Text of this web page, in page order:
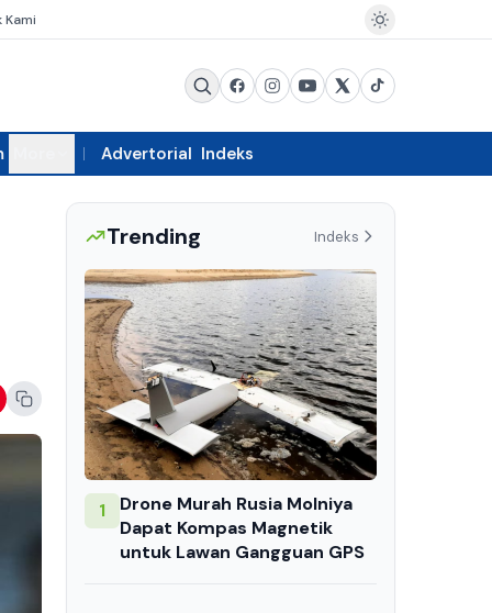
Kami
Advertorial Indeks
Trending Indeks
1
Drone Murah Rusia Molniya
Dapat Kompas Magnetik
untuk Lawan Gangguan GPS